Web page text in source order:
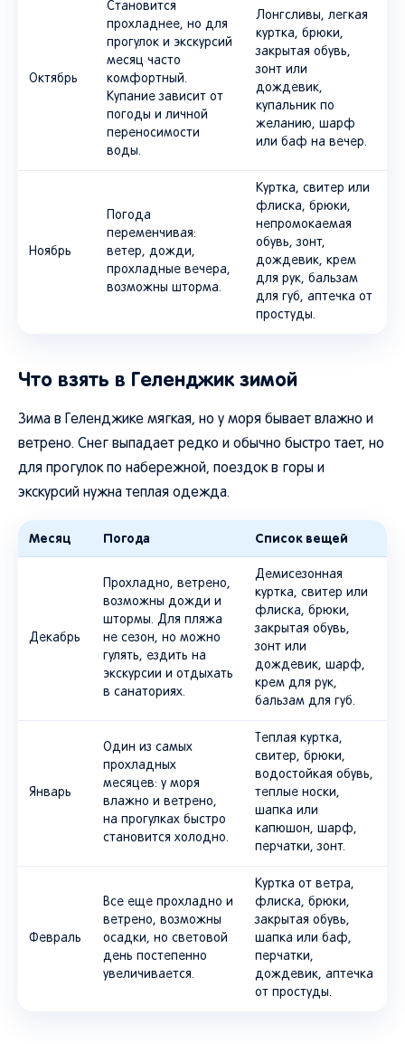
Октябрь
Становится
прохладнее, но для
прогулок и экскурсий
месяц часто
комфортный.
Купание зависит от
погоды и личной
переносимости
воды.
Лонгсливы, легкая
куртка, брюки,
закрытая обувь,
зонт или
дождевик,
купальник по
желанию, шарф
или баф на вечер.
Ноябрь
Погода
переменчивая:
ветер, дожди,
прохладные вечера,
возможны шторма.
Куртка, свитер или
флиска, брюки,
непромокаемая
обувь, зонт,
дождевик, крем
для рук, бальзам
для губ, аптечка от
простуды.
Что взять в Геленджик зимой
Зима в Геленджике мягкая, но у моря бывает влажно и
ветрено. Снег выпадает редко и обычно быстро тает, но
для прогулок по набережной, поездок в горы и
экскурсий нужна теплая одежда.
Месяц Погода Список вещей
Декабрь
Прохладно, ветрено,
возможны дожди и
штормы. Для пляжа
не сезон, но можно
гулять, ездить на
экскурсии и отдыхать
в санаториях.
Демисезонная
куртка, свитер или
флиска, брюки,
закрытая обувь,
зонт или
дождевик, шарф,
крем для рук,
бальзам для губ.
Январь
Один из самых
прохладных
месяцев: у моря
влажно и ветрено,
на прогулках быстро
становится холодно.
Теплая куртка,
свитер, брюки,
водостойкая обувь,
теплые носки,
шапка или
капюшон, шарф,
перчатки, зонт.
Февраль
Все еще прохладно и
ветрено, возможны
осадки, но световой
день постепенно
увеличивается.
Куртка от ветра,
флиска, брюки,
закрытая обувь,
шапка или баф,
перчатки,
дождевик, аптечка
от простуды.